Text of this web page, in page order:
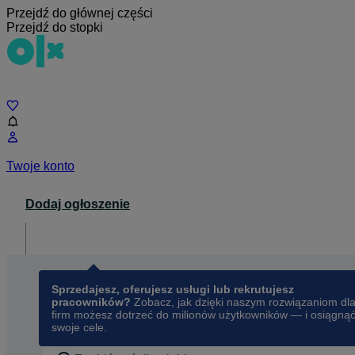
Przejdź do głównej części
Przejdź do stopki
Twoje konto
Dodaj ogłoszenie
Sprzedajesz, oferujesz usługi lub rekrutujesz
pracowników? Zobacz, jak dzięki naszym rozwiązaniom dla
firm możesz dotrzeć do milionów użytkowników — i osiągnąć
swoje cele.